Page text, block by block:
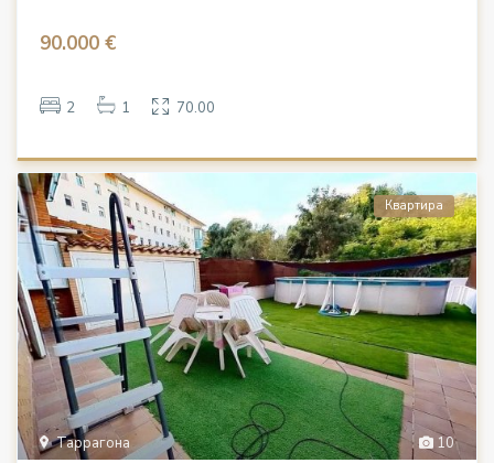
90.000 €
2 1 70.00
10
Таррагона
Квартира